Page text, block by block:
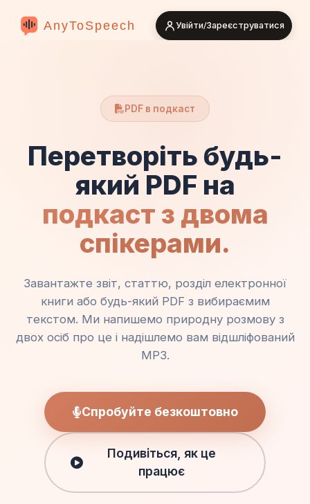
AnyToSpeech Увійти/Зареєструватися
PDF в подкаст
Перетворіть будь-
який PDF на
подкаст з двома
спікерами.
Завантажте звіт, статтю, розділ електронної
книги або будь-який PDF з вибираємим
текстом. Ми напишемо природну розмову з
двох осіб про це і надішлемо вам відшліфований
MP3.
Спробуйте безкоштовно
Подивіться, як це
працює